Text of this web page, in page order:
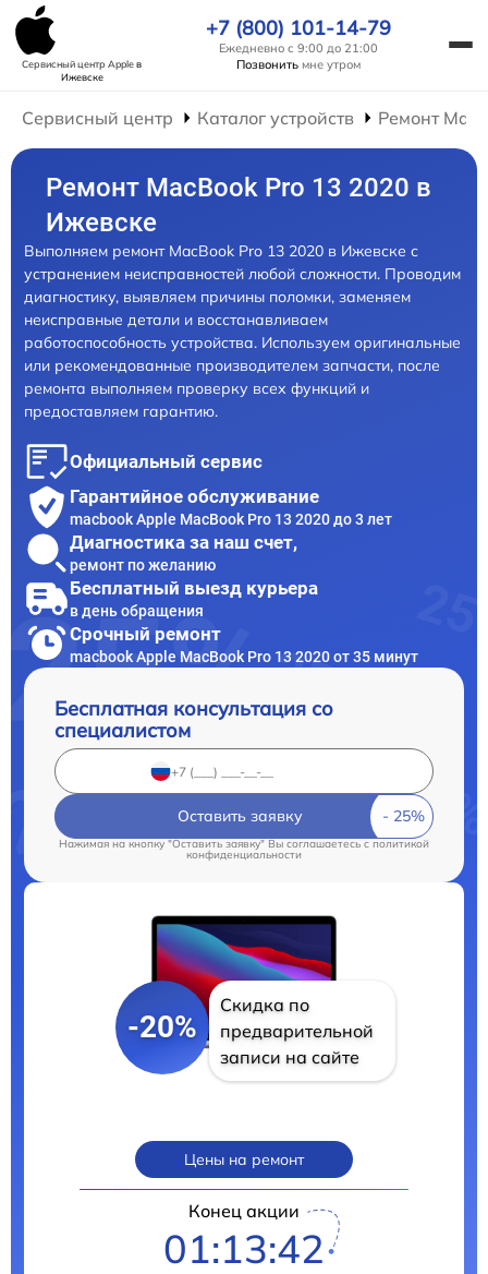
Сервисный центр Appleв
Ижевске
+7 (800) 101-14-79
Ежедневно с 9:00 до 21:00
Позвонить мне утром
Сервисный центр Каталог устройств Ремонт
Ремонт MacBook Pro 13 2020 в
Ижевске
Выполняем ремонт MacBook Pro 13 2020 в Ижевске с
устранением неисправностей любой сложности. Проводим
диагностику, выявляем причины поломки, заменяем
неисправные детали и восстанавливаем
работоспособность устройства. Используем оригинальные
или рекомендованные производителем запчасти, после
ремонта выполняем проверку всех функций и
предоставляем гарантию.
Официальный сервис
Гарантийное обслуживание
macbook Apple MacBook Pro 13 2020 до 3 лет
Диагностика за наш счет,
ремонт по желанию
Бесплатный выезд курьера
в день обращения
Срочный ремонт
macbook Apple MacBook Pro 13 2020 от 35 минут
Бесплатная консультация со
специалистом
Оставить заявку
Нажимая на кнопку "Оставить заявку" Вы соглашаетесь cполитикой
конфиденциальности
-20%
Скидка по
предварительной
записи на сайте
Цены на ремонт
Конец акции
01:13:40